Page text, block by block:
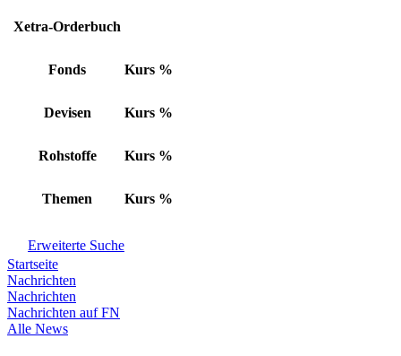
Xetra-Orderbuch
Fonds Kurs %
Devisen Kurs %
Rohstoffe Kurs %
Themen Kurs %
Erweiterte Suche
Startseite
Nachrichten
Nachrichten
Nachrichten auf FN
Alle News